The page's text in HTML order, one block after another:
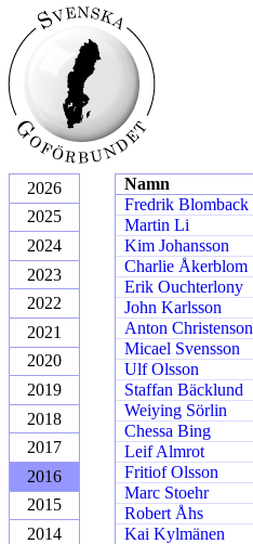
2026
2025
2024
2023
2022
2021
2020
2019
2018
2017
2016
2015
2014
Namn
Fredrik Blomback
Martin Li
Kim Johansson
Charlie Åkerblom
Erik Ouchterlony
John Karlsson
Anton Christenson
Micael Svensson
Ulf Olsson
Staffan Bäcklund
Weiying Sörlin
Chessa Bing
Leif Almrot
Fritiof Olsson
Marc Stoehr
Robert Åhs
Kai Kylmänen